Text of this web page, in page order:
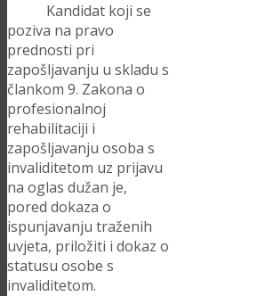
Kandidat koji se
poziva na pravo
prednosti pri
zapošljavanju u skladu s
člankom 9. Zakona o
profesionalnoj
rehabilitaciji i
zapošljavanju osoba s
invaliditetom uz prijavu
na oglas dužan je,
pored dokaza o
ispunjavanju traženih
uvjeta, priložiti i dokaz o
statusu osobe s
invaliditetom.